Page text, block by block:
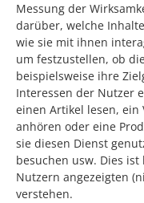
Messung der
darüber, welche
wie sie mit ihnen
um festzustellen, ob
beispielsweise ihre
Interessen der Nutzer
einen Artikel lesen, ein
anhören oder eine
sie diesen Dienst
besuchen usw. Dies
Nutzern angezeigten
verstehen.